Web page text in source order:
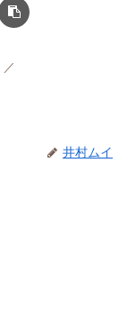
井村ムイ